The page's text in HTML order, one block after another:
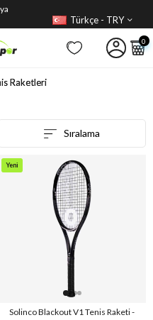
Türkçe - TRY
0
Raketleri
Sıralama
Solinco Blackout V1 Tenis Raketi -
Yeni